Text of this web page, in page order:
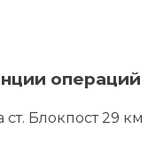
операций
Блокпост 29 км